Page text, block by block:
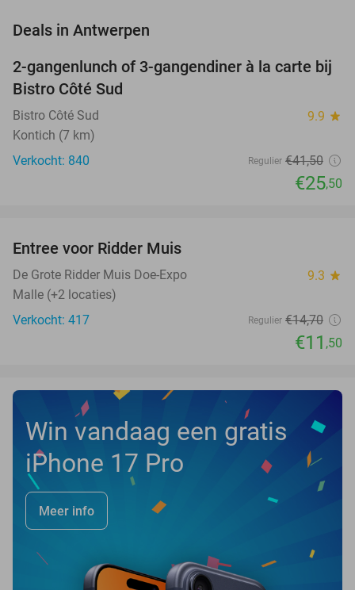
Deals in Antwerpen
39%
2-gangenlunch of 3-gangendiner à la carte bij
Bistro Côté Sud
Bistro Côté Sud 9.9 star
Kontich (7 km)
Verkocht: 840
Regulier €41,50
€25,50
Entree voor Ridder Muis
De Grote Ridder Muis Doe-Expo 9.3 star
Malle (+2 locaties)
Verkocht: 417
Regulier €14,70
€11 ,50
Win vandaag een gratis
iPhone 17 Pro
Meer info